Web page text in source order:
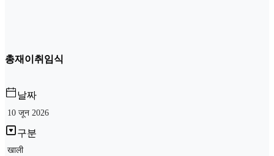
총재이취임식
날짜
10 जून 2026
구분
खाली